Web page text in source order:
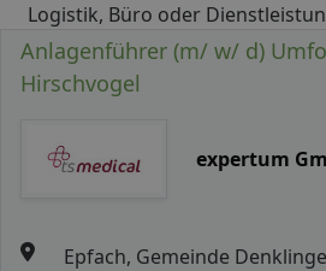
Logistik, Büro oder
Anlagenführer (m/ w/ d)
Hirschvogel
expertum
Epfach, Gemeinde